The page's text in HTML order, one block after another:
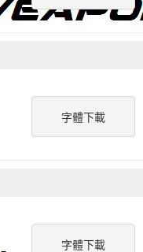
字體下載
字體下載